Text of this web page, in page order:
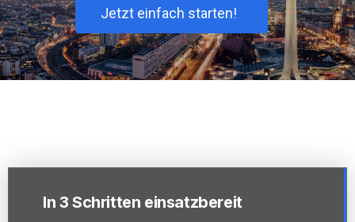
Jetzt einfach starten!
In 3 Schritten einsatzbereit